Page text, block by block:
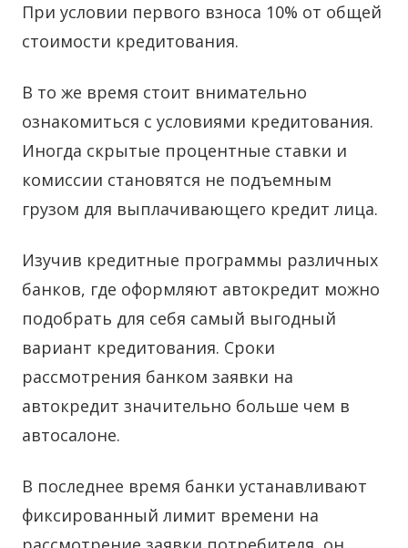
При условии первого взноса 10% от общей
стоимости кредитования.
В то же время стоит внимательно
ознакомиться с условиями кредитования.
Иногда скрытые процентные ставки и
комиссии становятся не подъемным
грузом для выплачивающего кредит лица.
Изучив кредитные программы различных
банков, где оформляют автокредит можно
подобрать для себя самый выгодный
вариант кредитования. Сроки
рассмотрения банком заявки на
автокредит значительно больше чем в
автосалоне.
В последнее время банки устанавливают
фиксированный лимит времени на